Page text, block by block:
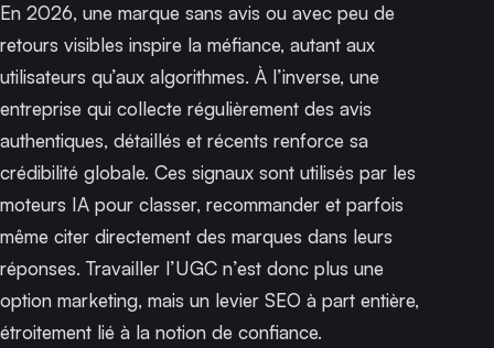
En 2026, une marque sans avis ou avec peu de
retours visibles inspire la méfiance, autant aux
utilisateurs qu’aux algorithmes. À l’inverse, une
entreprise qui collecte régulièrement des avis
authentiques, détaillés et récents renforce sa
crédibilité globale. Ces signaux sont utilisés par les
moteurs IA pour classer, recommander et parfois
même citer directement des marques dans leurs
réponses. Travailler l’UGC n’est donc plus une
option marketing, mais un levier SEO à part entière,
étroitement lié à la notion de confiance.